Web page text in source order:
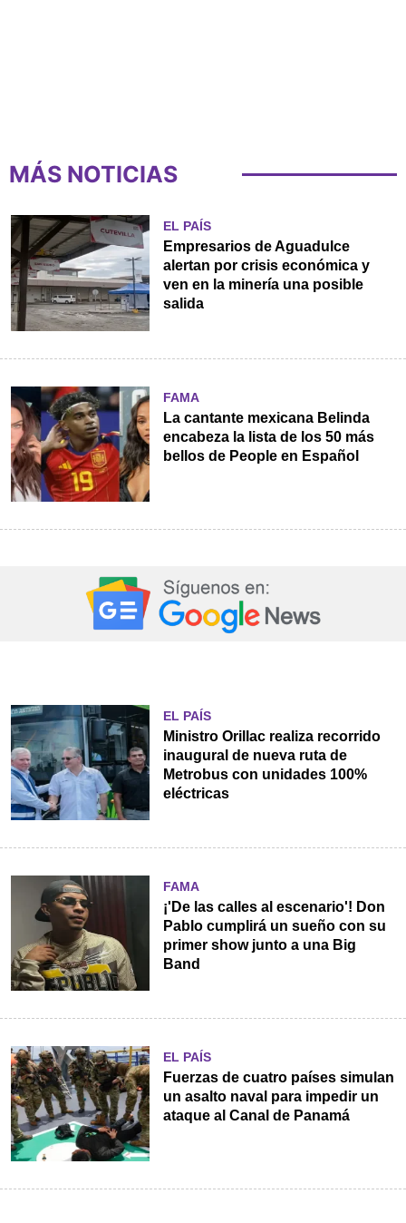
MÁS NOTICIAS
EL PAÍS
Empresarios de Aguadulce
alertan por crisis económica y
ven en la minería una posible
salida
FAMA
La cantante mexicana Belinda
encabeza la lista de los 50 más
bellos de People en Español
EL PAÍS
Ministro Orillac realiza recorrido
inaugural de nueva ruta de
Metrobus con unidades 100%
eléctricas
FAMA
¡'De las calles al escenario'! Don
Pablo cumplirá un sueño con su
primer show junto a una Big
Band
EL PAÍS
Fuerzas de cuatro países simulan
un asalto naval para impedir un
ataque al Canal de Panamá